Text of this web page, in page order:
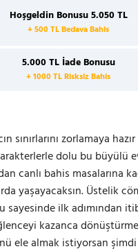
Hoşgeldin Bonusu 5.050 TL
+ 500 TL Bedava Bahis
5.000 TL İade Bonusu
+ 1000 TL Risksiz Bahis
sınırlarını zorlamaya
dolu bu büyülü
canlı bahis masalarına
yaşayacaksın. Üstelik
sayesinde ilk adımından
kazanca
ele almak istiyorsan